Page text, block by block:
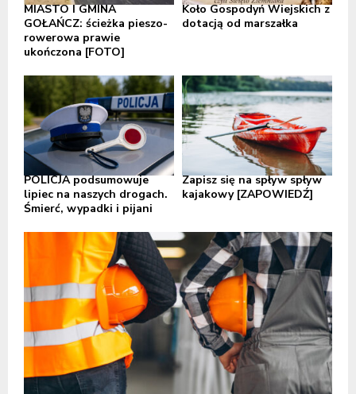
MIASTO I GMINA
GOŁAŃCZ: ścieżka pieszo-
rowerowa prawie
ukończona [FOTO]
Koło Gospodyń Wiejskich z
dotacją od marszałka
POLICJA podsumowuje
lipiec na naszych drogach.
Śmierć, wypadki i pijani
Zapisz się na spływ spływ
kajakowy [ZAPOWIEDŹ]